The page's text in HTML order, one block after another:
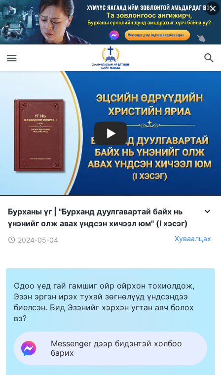
Бурханы үг | "Бурханд дуулгавартай байх нь
үнэнийг олж авах үндсэн хичээл юм" (I хэсэг)
2024-05-04 Хуваалцах
Одоо үед гай гамшиг ойр ойрхон тохиолдож,
Эзэн эргэн ирэх тухай зөгнөлүүд үндсэндээ
биелсэн. Бид Эзэнийг хэрхэн угтан авч болох
вэ?
Messenger дээр бидэнтэй холбоо
барих